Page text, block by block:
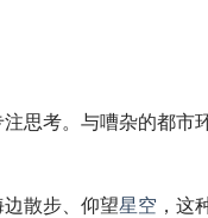
思考。与嘈杂的都市
散步、仰望星空 ，这